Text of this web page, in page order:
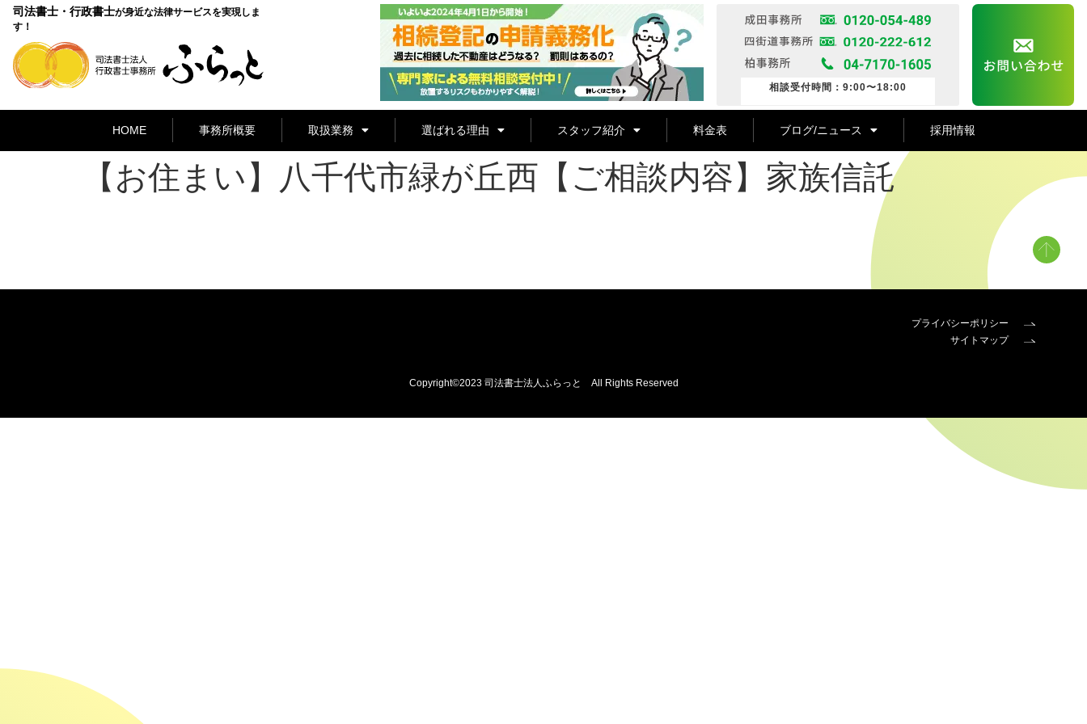
司法書士・行政書士が身近な法律サービスを実現しま
す！
相談受付時間：9:00〜18:00
HOME 事務所概要 取扱業務 選ばれる理由 スタッフ紹介 料金表 ブログ/ニュース 採用情報
【お住まい】八千代市緑が丘西【ご相談内容】家族信託
プライバシーポリシー
サイトマップ
Copyright©2023 司法書士法人ふらっと All Rights Reserved